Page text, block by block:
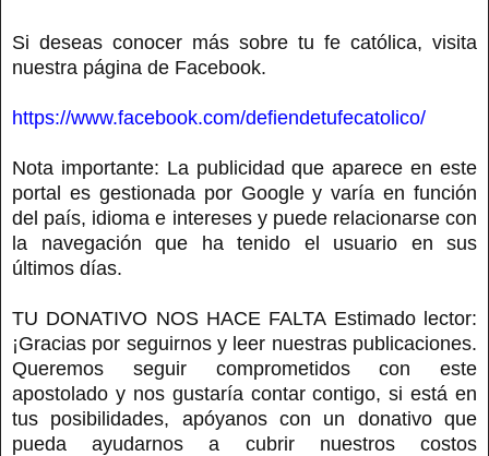
Si deseas conocer más sobre tu fe católica, visita
nuestra página de Facebook.
https://www.facebook.com/defiendetufecatolico/
Nota importante: La publicidad que aparece en este
portal es gestionada por Google y varía en función
del país, idioma e intereses y puede relacionarse con
la navegación que ha tenido el usuario en sus
últimos días.
TU DONATIVO NOS HACE FALTA Estimado lector:
¡Gracias por seguirnos y leer nuestras publicaciones.
Queremos seguir comprometidos con este
apostolado y nos gustaría contar contigo, si está en
tus posibilidades, apóyanos con un donativo que
pueda ayudarnos a cubrir nuestros costos